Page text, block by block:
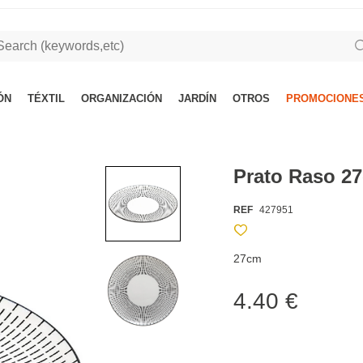
TÉXTIL ORGANIZACIÓN JARDÍN OTROS
Prato Raso
REF 427951
27cm
4.40 €